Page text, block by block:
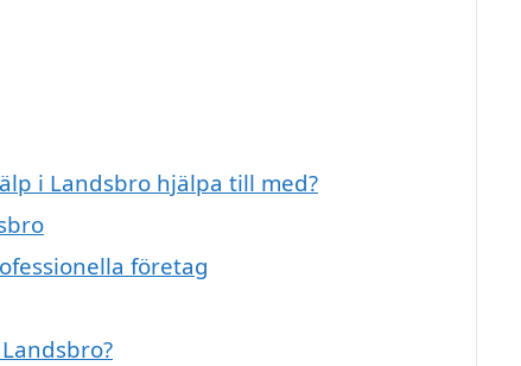
i Landsbro hjälpa till med?
företag